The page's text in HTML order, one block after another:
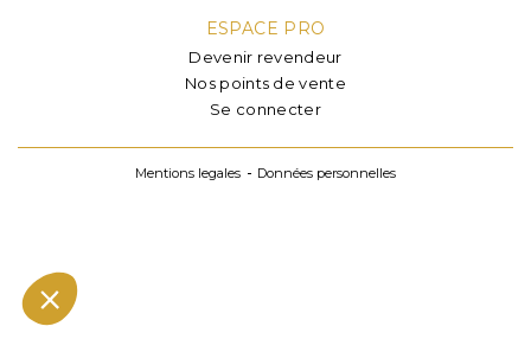
ESPACE PRO
Devenir revendeur
Nos points de vente
Se connecter
Mentions legales Données personnelles